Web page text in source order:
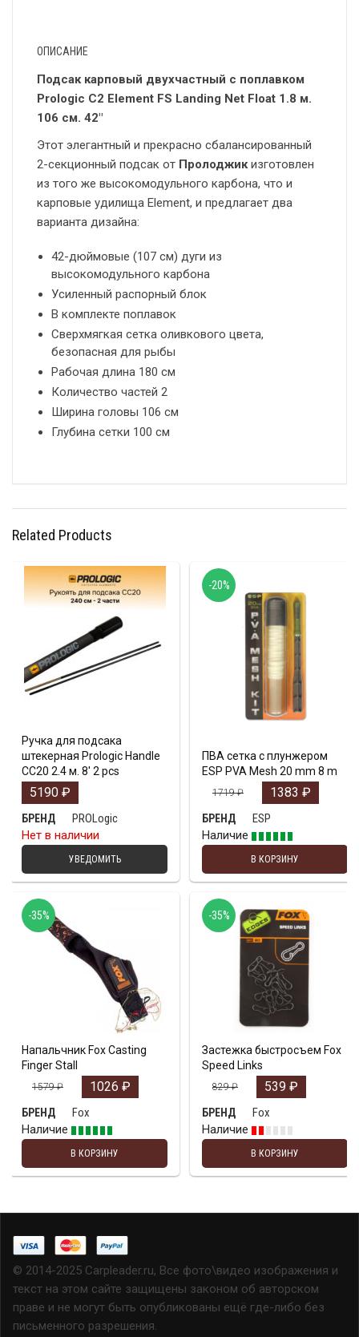
ОПИСАНИЕ
Подсак карповый двухчастный с поплавком
Prologic C2 Element FS Landing Net Float 1.8 м.
106 см. 42″
Этот элегантный и прекрасно сбалансированный
2-секционный подсак от Пролоджикизготовлен
из того же высокомодульного карбона, что и
карповые удилища Element, и предлагает два
варианта дизайна:
42-дюймовые (107 см) дуги из
высокомодульного карбона
Усиленный распорный блок
В комплекте поплавок
Сверхмягкая сетка оливкового цвета,
безопасная для рыбы
Рабочая длина 180 см
Количество частей 2
Ширина головы 106 см
Глубина сетки 100 см
Related Products
Ручка для подсака
штекерная Prologic Handle
CC20 2.4 м. 8′ 2 pcs
5190 ₽
БРЕНД
PROLogic
Нет в наличии
УВЕДОМИТЬ
ПВА сетка с плунжером
ESP PVA Mesh 20 mm 8 m
1719₽ 1383 ₽
БРЕНД
ESP
Наличие
В КОРЗИНУ
-20%
Напальчник Fox Casting
Finger Stall
1579₽ 1026 ₽
БРЕНД
Fox
Наличие
В КОРЗИНУ
-35%
Застежка быстросъем Fox
Speed Links
829₽ 539 ₽
БРЕНД
Fox
Наличие
В КОРЗИНУ
-35%
© 2014-2025 Carpleader.ru, Все фото\видео изображения и
текст на этом сайте защищены законом об авторском
праве и не могут быть опубликованы ещё где-либо без
письменного разрешения.